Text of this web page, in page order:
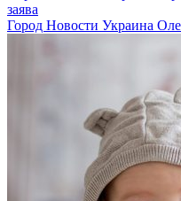
заява
Город Новости Украина